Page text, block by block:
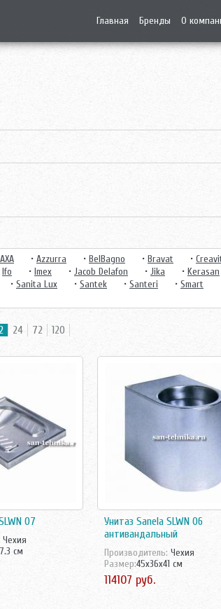
Главная Бренды О
AXA • Azzurra • BelBagno • Bravat •
Ifo • Imex • Jacob Delafon • Jika • Kerasan
• Sanita Lux • Santek • Santeri • Smart
24 72 120
07
Чехия
см
Унитаз Sanela SLWN 06
антивандальный
Производитель: Чехия
Размер:45x36x41 см
114107 руб.